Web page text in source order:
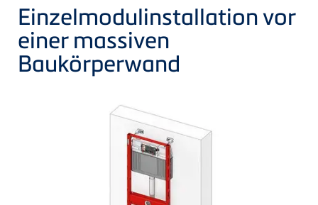
Einzelmodulinstallation vor
einer massiven
Baukörperwand